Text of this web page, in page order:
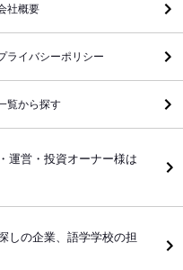
社概要
ライバシーポリシー
覧から探す
運営・投資オーナー様は
しの企業、語学学校の担